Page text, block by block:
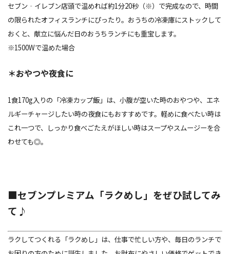
セブン‐イレブン店頭で温めれば約1分20秒（※）で完成なので、時間
の限られたオフィスランチにぴったり。おうちの冷凍庫にストックして
おくと、献立に悩んだ日のおうちランチにも重宝します。
※1500Wで温めた場合
＊おやつや夜食に
1食170g入りの「冷凍カップ飯」は、小腹が空いた時のおやつや、エネ
ルギーチャージしたい時の夜食にもおすすめです。軽めに食べたい時は
これ一つで、しっかり食べごたえがほしい時はスープやスムージーを合
わせても◎。
■セブンプレミアム「ラクめし」をぜひ試してみ
て♪
ラクしてつくれる「ラクめし」は、仕事で忙しい方や、毎日のランチで